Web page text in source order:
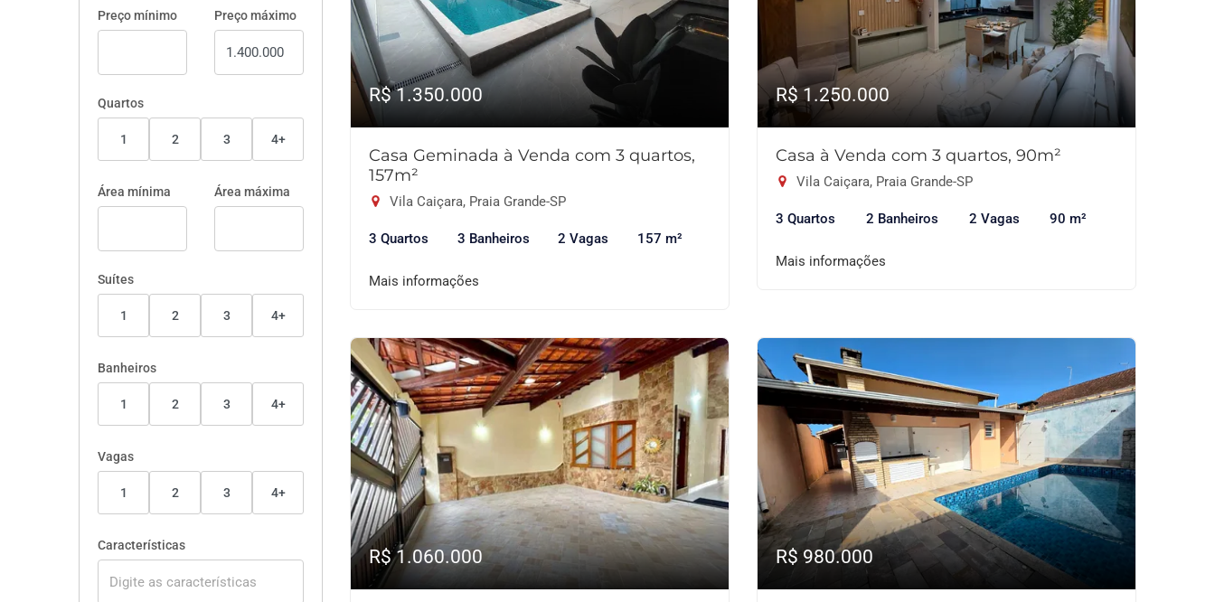
Preço mínimo Preço máximo
Quartos
1 2 3 4+
Área mínima Área máxima
Suítes
1 2 3 4+
Banheiros
1 2 3 4+
Vagas
1 2 3 4+
Características
R$ 1.350.000
Casa Geminada à Venda com 3 quartos,
157m²
Vila Caiçara, Praia Grande-SP
3 Quartos 3 Banheiros 2 Vagas 157 m²
Mais informações
R$ 1.250.000
Casa à Venda com 3 quartos, 90m²
Vila Caiçara, Praia Grande-SP
3 Quartos 2 Banheiros 2 Vagas 90 m²
Mais informações
R$ 1.060.000 R$ 980.000